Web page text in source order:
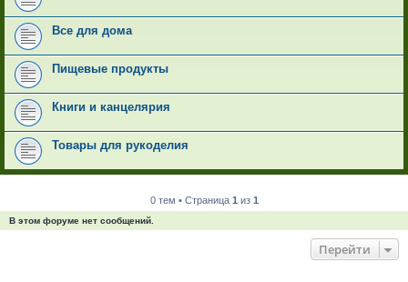
Все для дома
Пищевые продукты
Книги и канцелярия
Товары для рукоделия
0 тем • Страница 1 из 1
В этом форуме нет сообщений.
Перейти